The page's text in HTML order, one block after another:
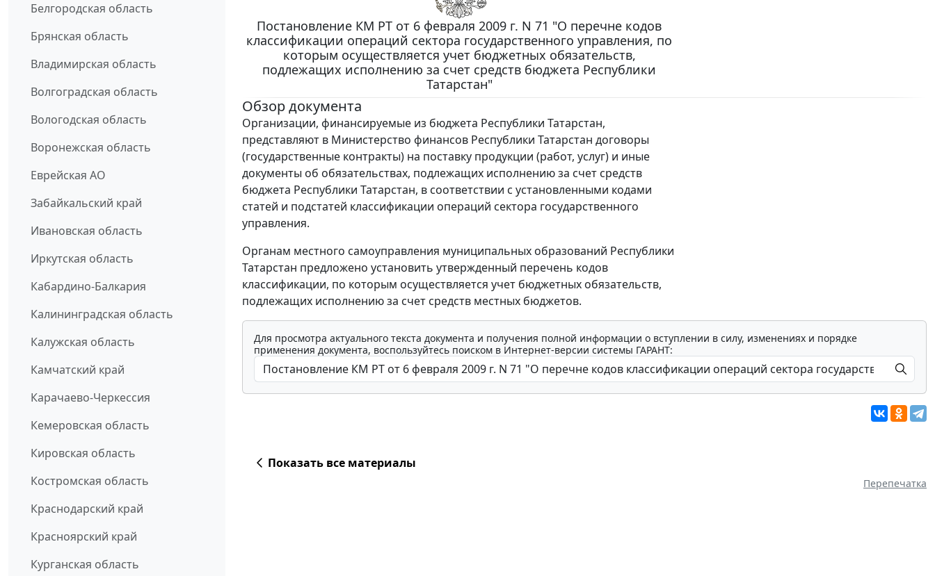
Белгородская область
Брянская область
Владимирская область
Волгоградская область
Вологодская область
Воронежская область
Еврейская АО
Забайкальский край
Ивановская область
Иркутская область
Кабардино-Балкария
Калининградская область
Калужская область
Камчатский край
Карачаево-Черкессия
Кемеровская область
Кировская область
Костромская область
Краснодарский край
Красноярский край
Курганская область
Постановление КМ РТ от 6 февраля 2009 г. N 71 "О перечне кодов
классификации операций сектора государственного управления, по
которым осуществляется учет бюджетных обязательств,
подлежащих исполнению за счет средств бюджета Республики
Татарстан"
Обзор документа
Организации, финансируемые из бюджета Республики Татарстан,
представляют в Министерство финансов Республики Татарстан договоры
(государственные контракты) на поставку продукции (работ, услуг) и иные
документы об обязательствах, подлежащих исполнению за счет средств
бюджета Республики Татарстан, в соответствии с установленными кодами
статей и подстатей классификации операций сектора государственного
управления.
Органам местного самоуправления муниципальных образований Республики
Татарстан предложено установить утвержденный перечень кодов
классификации, по которым осуществляется учет бюджетных обязательств,
подлежащих исполнению за счет средств местных бюджетов.
Для просмотра актуального текста документа и получения полной информации о вступлении в силу, изменениях и порядке
применения документа, воспользуйтесь поиском в Интернет-версии системы ГАРАНТ:
Показать все материалы
Перепечатка